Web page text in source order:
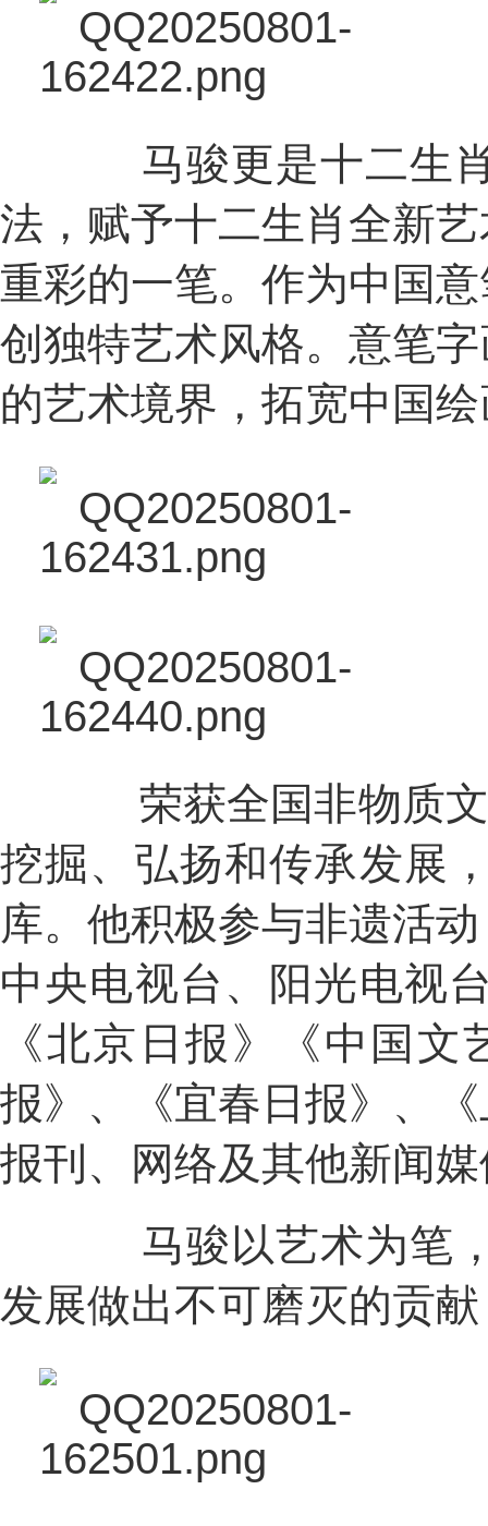
马骏更是十二生肖
法，赋予十二生肖全新
重彩的一笔。作为中国
创独特艺术风格。意笔
的艺术境界，拓宽中国
荣获全国非物质文
挖掘、弘扬和传承发展
库。他积极参与非遗活
中央电视台、阳光电视
《北京日报》《中国
报》、《宜春日报》、
报刊、网络及其他新闻
马骏以艺术为笔，
发展做出不可磨灭的贡